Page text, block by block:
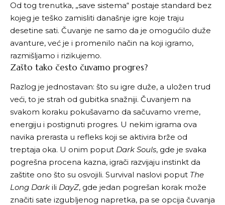
Od tog trenutka, „save sistema“ postaje standard bez
kojeg je teško zamisliti današnje igre koje traju
desetine sati. Čuvanje ne samo da je omogućilo duže
avanture, već je i promenilo način na koji igramo,
razmišljamo i rizikujemo.
Zašto tako često čuvamo progres?
Razlog je jednostavan: što su igre duže, a uložen trud
veći, to je strah od gubitka snažniji. Čuvanjem na
svakom koraku pokušavamo da sačuvamo vreme,
energiju i postignuti progres. U nekim igrama ova
navika prerasta u refleks koji se aktivira brže od
treptaja oka. U onim poput Dark Souls, gde je svaka
pogrešna procena kazna, igrači razvijaju instinkt da
zaštite ono što su osvojili. Survival naslovi poput The
Long Dark ili DayZ, gde jedan pogrešan korak može
značiti sate izgubljenog napretka, pa se opcija čuvanja